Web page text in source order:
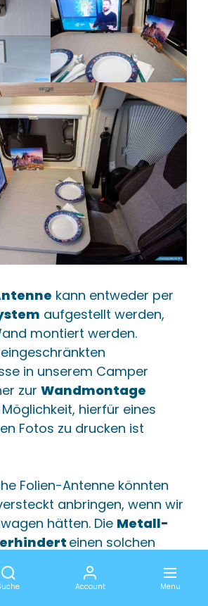
kann entweder per
aufgestellt werden,
montiert werden.
in unserem Camper
zur Wandmontage
hierfür eines
Fotos zu drucken ist
Folien-Antenne könnten
anbringen, wenn wir
hätten. Die Metall-
einen solchen
Account Menu